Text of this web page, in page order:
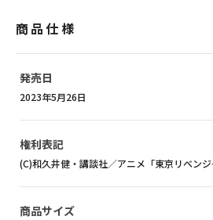
商品仕様
発売日
2023年5月26日
権利表記
(C)和久井健・講談社／アニメ「東京リベン
商品サイズ